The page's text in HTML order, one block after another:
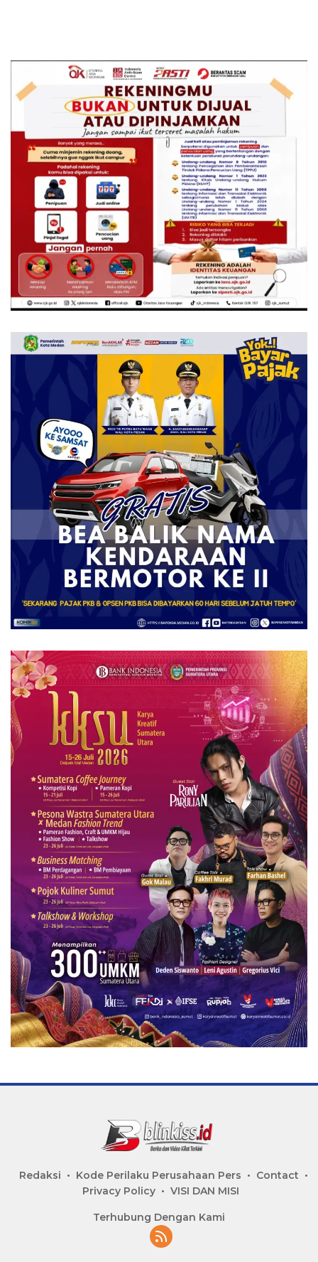
Redaksi Kode Perilaku Perusahaan Pers
Contact
Privacy Policy
VISI DAN MISI
Terhubung Dengan Kami